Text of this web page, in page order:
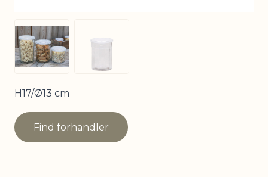
View larger image
H17/Ø13 cm
Find forhandler